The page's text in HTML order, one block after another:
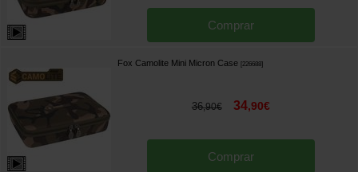
Comprar
Fox Camolite Mini Micron Case [226688]
36,90€ 34,90€
Comprar